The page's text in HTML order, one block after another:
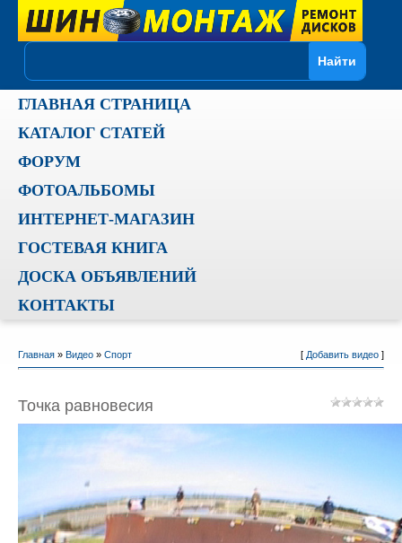
ГЛАВНАЯ СТРАНИЦА
КАТАЛОГ СТАТЕЙ
ФОРУМ
ФОТОАЛЬБОМЫ
ИНТЕРНЕТ-МАГАЗИН
ГОСТЕВАЯ КНИГА
ДОСКА ОБЪЯВЛЕНИЙ
КОНТАКТЫ
Главная» Видео» Спорт [ Добавить видео]
Точка равновесия